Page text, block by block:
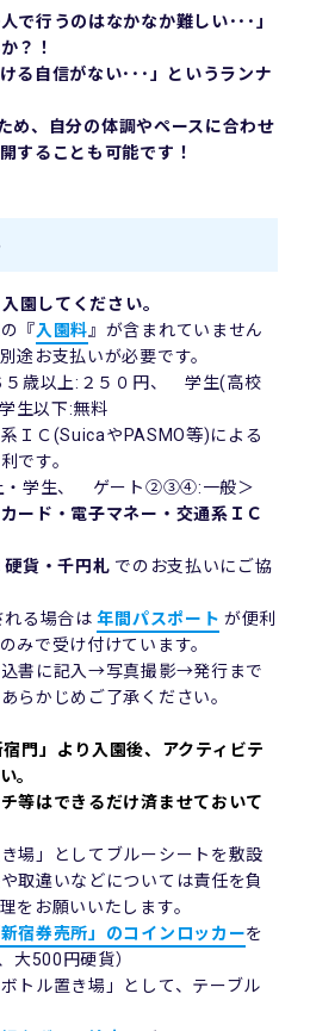
で行うのはなかなか難しい･･･」
？！
る自信がない･･･」というランナ
め、自分の体調やペースに合わせ
することも可能です！
園してください。
『入園料 』が含まれていません
途お支払いが必要です。
歳以上:２５０円、 学生(高校
生以下:無料
ＩＣ(SuicaやPASMO等)による
です。
・学生、 ゲート②③④:一般＞
ード・電子マネー・交通系ＩＣ
硬貨・千円札 でのお支払いにご協
れる場合は年間パスポート が便利
みで受け付けています。
書に記入→写真撮影→発行まで
らかじめご了承ください。
門」より入園後、アクティビテ
。
等はできるだけ済ませておいて
場」としてブルーシートを敷設
取違いなどについては責任を負
をお願いいたします。
新宿券売所」のコインロッカーを
大500円硬貨）
トル置き場」として、テーブル